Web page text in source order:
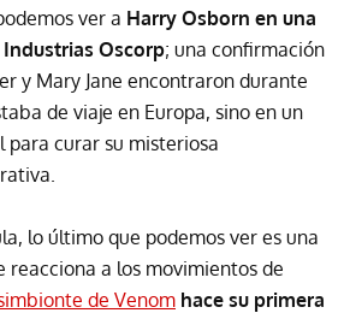
ver a Harry Osborn en una
Oscorp; una confirmación
y Mary Jane encontraron durante
de viaje en Europa, sino en un
curar su misteriosa
lo último que podemos ver es una
reacciona a los movimientos de
de Venom hace su primera